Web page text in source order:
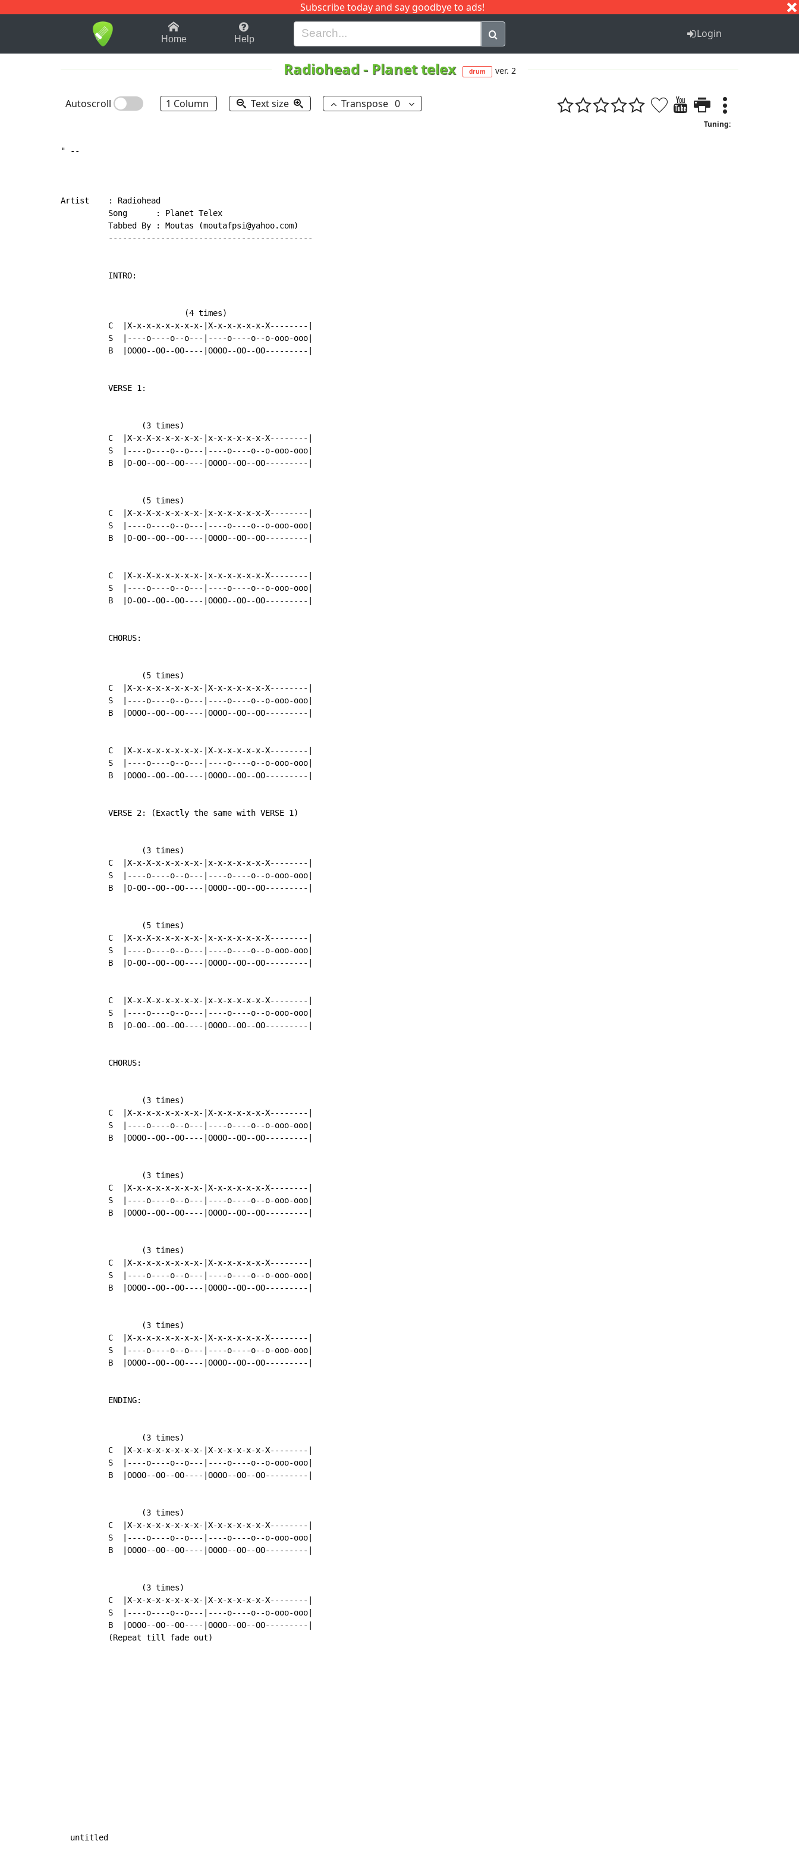
Subscribe today and say goodbye to ads!
1-9 B H I J Q
Home Help Login
Radiohead- Planet telex drum ver. 2
Autoscroll 1 Column Text size Transpose 0
Tuning:
" --
Artist    : Radiohead
          Song      : Planet Telex
          Tabbed By : Moutas (moutafpsi@yahoo.com)
          -------------------------------------------
          INTRO:
                          (4 times)
          C  |X-x-x-x-x-x-x-x-|X-x-x-x-x-x-X--------|
          S  |----o----o--o---|----o----o--o-ooo-ooo|
          B  |OOOO--OO--OO----|OOOO--OO--OO---------|
          VERSE 1:
                 (3 times)
          C  |X-x-X-x-x-x-x-x-|x-x-x-x-x-x-X--------|
          S  |----o----o--o---|----o----o--o-ooo-ooo|
          B  |O-OO--OO--OO----|OOOO--OO--OO---------|
                 (5 times)
          C  |X-x-X-x-x-x-x-x-|x-x-x-x-x-x-X--------|
          S  |----o----o--o---|----o----o--o-ooo-ooo|
          B  |O-OO--OO--OO----|OOOO--OO--OO---------|
          C  |X-x-X-x-x-x-x-x-|x-x-x-x-x-x-X--------|
          S  |----o----o--o---|----o----o--o-ooo-ooo|
          B  |O-OO--OO--OO----|OOOO--OO--OO---------|
          CHORUS:
                 (5 times)
          C  |X-x-x-x-x-x-x-x-|X-x-x-x-x-x-X--------|
          S  |----o----o--o---|----o----o--o-ooo-ooo|
          B  |OOOO--OO--OO----|OOOO--OO--OO---------|
          C  |X-x-x-x-x-x-x-x-|X-x-x-x-x-x-X--------|
          S  |----o----o--o---|----o----o--o-ooo-ooo|
          B  |OOOO--OO--OO----|OOOO--OO--OO---------|
          VERSE 2: (Exactly the same with VERSE 1)
                 (3 times)
          C  |X-x-X-x-x-x-x-x-|x-x-x-x-x-x-X--------|
          S  |----o----o--o---|----o----o--o-ooo-ooo|
          B  |O-OO--OO--OO----|OOOO--OO--OO---------|
                 (5 times)
          C  |X-x-X-x-x-x-x-x-|x-x-x-x-x-x-X--------|
          S  |----o----o--o---|----o----o--o-ooo-ooo|
          B  |O-OO--OO--OO----|OOOO--OO--OO---------|
          C  |X-x-X-x-x-x-x-x-|x-x-x-x-x-x-X--------|
          S  |----o----o--o---|----o----o--o-ooo-ooo|
          B  |O-OO--OO--OO----|OOOO--OO--OO---------|
          CHORUS:
                 (3 times)
          C  |X-x-x-x-x-x-x-x-|X-x-x-x-x-x-X--------|
          S  |----o----o--o---|----o----o--o-ooo-ooo|
          B  |OOOO--OO--OO----|OOOO--OO--OO---------|
                 (3 times)
          C  |X-x-x-x-x-x-x-x-|X-x-x-x-x-x-X--------|
          S  |----o----o--o---|----o----o--o-ooo-ooo|
          B  |OOOO--OO--OO----|OOOO--OO--OO---------|
                 (3 times)
          C  |X-x-x-x-x-x-x-x-|X-x-x-x-x-x-X--------|
          S  |----o----o--o---|----o----o--o-ooo-ooo|
          B  |OOOO--OO--OO----|OOOO--OO--OO---------|
                 (3 times)
          C  |X-x-x-x-x-x-x-x-|X-x-x-x-x-x-X--------|
          S  |----o----o--o---|----o----o--o-ooo-ooo|
          B  |OOOO--OO--OO----|OOOO--OO--OO---------|
          ENDING:
                 (3 times)
          C  |X-x-x-x-x-x-x-x-|X-x-x-x-x-x-X--------|
          S  |----o----o--o---|----o----o--o-ooo-ooo|
          B  |OOOO--OO--OO----|OOOO--OO--OO---------|
                 (3 times)
          C  |X-x-x-x-x-x-x-x-|X-x-x-x-x-x-X--------|
          S  |----o----o--o---|----o----o--o-ooo-ooo|
          B  |OOOO--OO--OO----|OOOO--OO--OO---------|
                 (3 times)
          C  |X-x-x-x-x-x-x-x-|X-x-x-x-x-x-X--------|
          S  |----o----o--o---|----o----o--o-ooo-ooo|
          B  |OOOO--OO--OO----|OOOO--OO--OO---------|
          (Repeat till fade out)
  untitled